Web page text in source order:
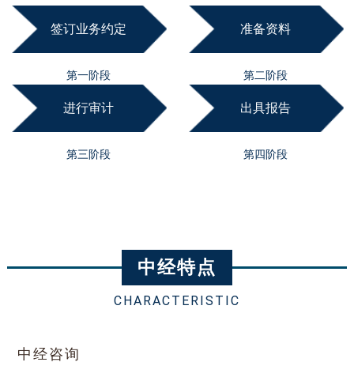
签订业务约定
第一阶段
准备资料
第二阶段
进行审计
第三阶段
出具报告
第四阶段
中经特点
CHARACTERISTIC
中经咨询